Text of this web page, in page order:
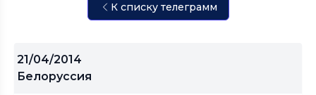
К списку телеграмм
21/04/2014
Белоруссия